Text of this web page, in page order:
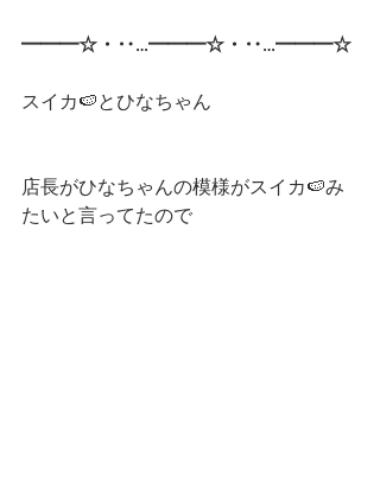
━━━☆・‥…━━━☆・‥…━━━☆
スイカ🍉とひなちゃん
店長がひなちゃんの模様がスイカ🍉み
たいと言ってたので